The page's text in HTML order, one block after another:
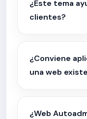
¿Este tema
clientes?
¿Conviene
una web
¿Web